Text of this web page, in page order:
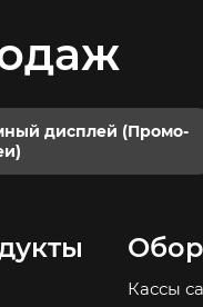
дисплей (Промо-
Кассы